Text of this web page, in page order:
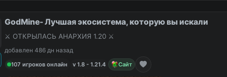
GodMine- Лучшая экосистема, которую вы искали
⚔️ ОТКРЫЛАСЬ АНАРХИЯ 1.20 ⚔️
добавлен 486 дн назад
107 игроков онлайн
v 1.8 - 1.21.4 Сайт